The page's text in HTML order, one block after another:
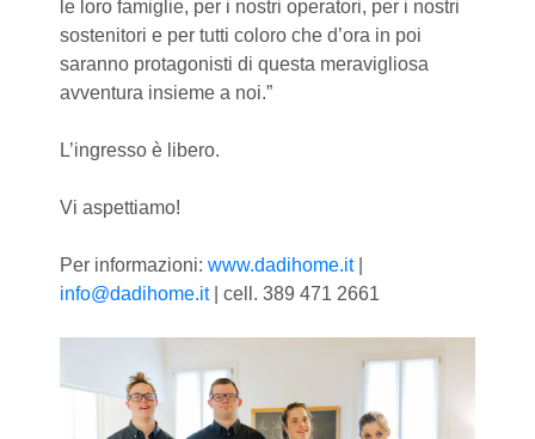
le loro famiglie, per i nostri operatori, per i nostri
sostenitori e per tutti coloro che d’ora in poi
saranno protagonisti di questa meravigliosa
avventura insieme a noi.”
L’ingresso è libero.
Vi aspettiamo!
Per informazioni: www.dadihome.it|
info@dadihome.it| cell. 389 471 2661